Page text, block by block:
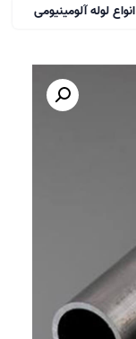
انواع لوله آلومینیومی